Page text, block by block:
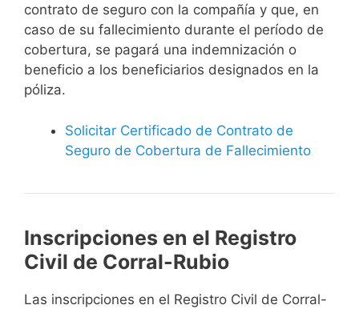
contrato de seguro con la compañía y que, en
caso de su fallecimiento durante el período de
cobertura, se pagará una indemnización o
beneficio a los beneficiarios designados en la
póliza.
Solicitar Certificado de Contrato de
Seguro de Cobertura de Fallecimiento
Inscripciones en el Registro
Civil de Corral-Rubio
Las inscripciones en el Registro Civil de Corral-